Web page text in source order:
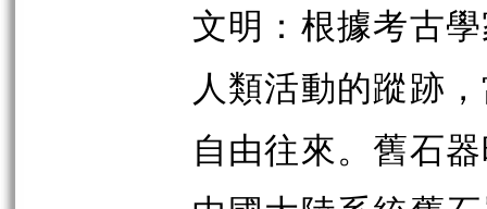
文明： 根據考古
人類活動的蹤跡
自由往來。舊石